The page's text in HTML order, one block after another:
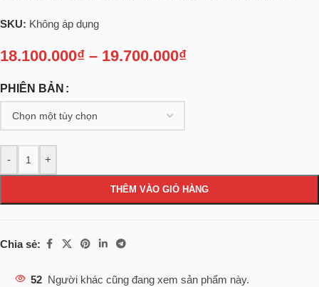
SKU: Không áp dụng
18.100.000₫ – 19.700.000₫
PHIÊN BẢN
- +
THÊM VÀO GIỎ HÀNG
Chia sẻ:
52 Người khác cũng đang xem sản phẩm này.